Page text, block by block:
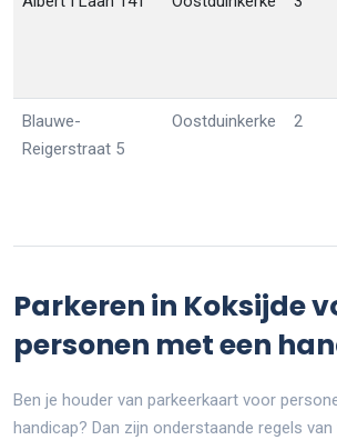
Blauwe-
Reigerstraat 5
Oostduinkerke 2
Parkeren in Koksijde
personen met een
Ben je houder van parkeerkaart voor
handicap? Dan zijn onderstaande regels